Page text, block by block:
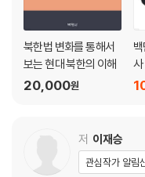
북한법 변화를 통해서
보는 현대 북한의 이해
20,000원
저 이재승
관심작가 알림